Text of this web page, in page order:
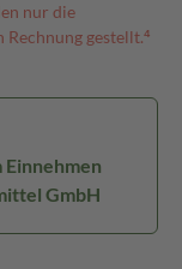
nur die
gestellt.⁴
GmbH